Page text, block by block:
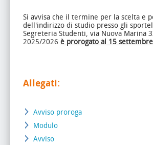
Si avvisa che il termine per la scelta e
dell'indirizzo di studio presso gli
Segreteria Studenti, via Nuova Marina
2025/2026 è prorogato al 15
Allegati:
Avviso proroga
Modulo
Avviso